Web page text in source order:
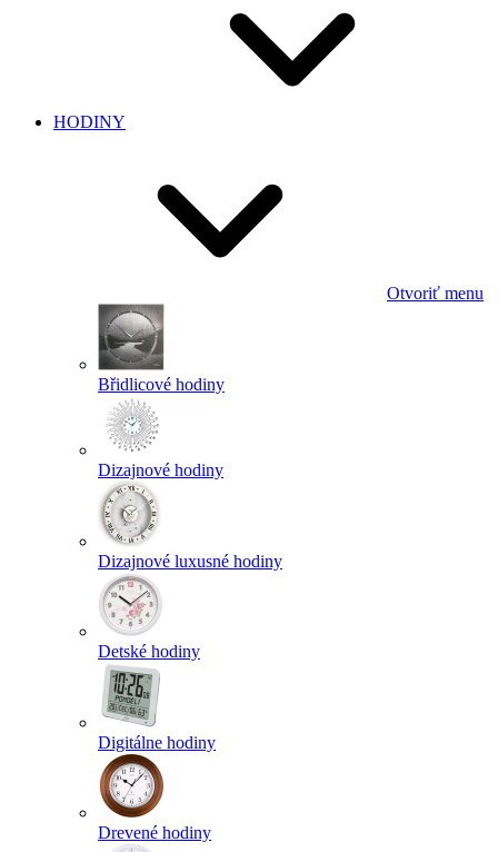
HODINY
Otvoriť menu
Břidlicové hodiny
Dizajnové hodiny
Dizajnové luxusné hodiny
Detské hodiny
Digitálne hodiny
Drevené hodiny